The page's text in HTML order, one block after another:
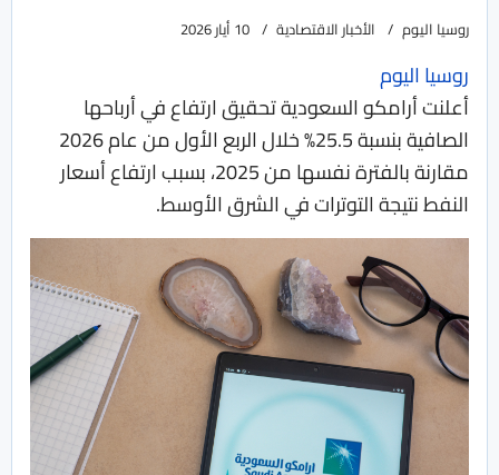
روسيا اليوم الأخبار الاقتصادية 10 أيار 2026
روسيا اليوم
أعلنت أرامكو السعودية تحقيق ارتفاع في أرباحها
الصافية بنسبة 25.5% خلال الربع الأول من عام 2026
مقارنة بالفترة نفسها من 2025، بسبب ارتفاع أسعار
النفط نتيجة التوترات في الشرق الأوسط.